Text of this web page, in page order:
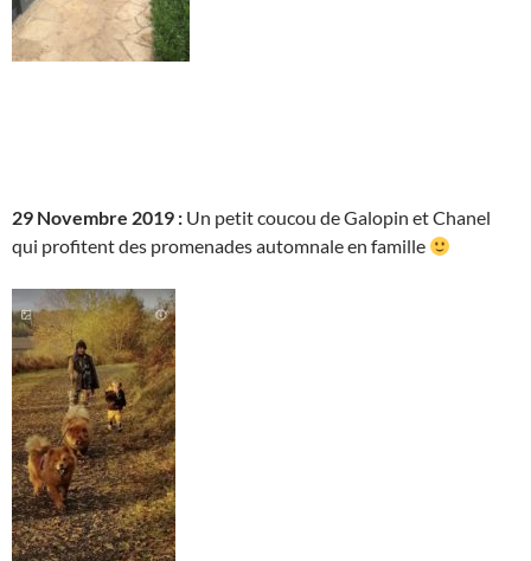
29 Novembre 2019 : Un petit coucou de Galopin et Chanel
qui profitent des promenades automnale en famille